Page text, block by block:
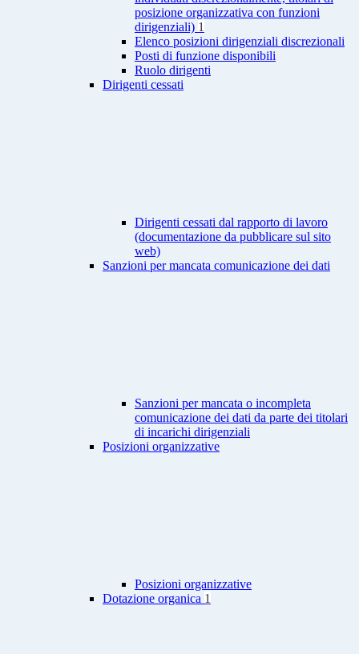
posizione organizzativa con funzioni
dirigenziali) 1
Elenco posizioni dirigenziali discrezionali
Posti di funzione disponibili
Ruolo dirigenti
Dirigenti cessati
Dirigenti cessati dal rapporto di lavoro
(documentazione da pubblicare sul sito
web)
Sanzioni per mancata comunicazione dei dati
Sanzioni per mancata o incompleta
comunicazione dei dati da parte dei titolari
di incarichi dirigenziali
Posizioni organizzative
Posizioni organizzative
Dotazione organica 1